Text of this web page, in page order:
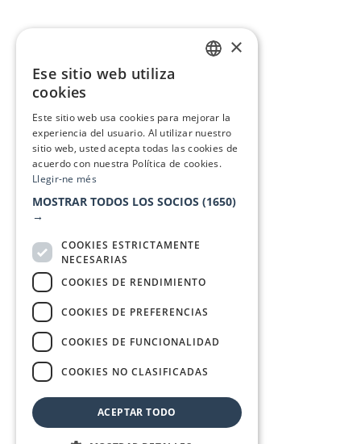
×
Ese sitio web utiliza
cookies
Este sitio web usa cookies para mejorar la
experiencia del usuario. Al utilizar nuestro
sitio web, usted acepta todas las cookies de
acuerdo con nuestra Política de cookies.
Llegir-ne més
MOSTRAR TODOS LOS SOCIOS (1650)
→
COOKIES ESTRICTAMENTE
NECESARIAS
COOKIES DE RENDIMIENTO
COOKIES DE PREFERENCIAS
COOKIES DE FUNCIONALIDAD
COOKIES NO CLASIFICADAS
ACEPTAR TODO